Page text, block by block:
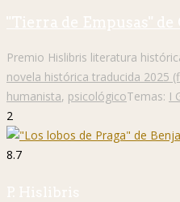
"Tierra de Empusas" de
Premio Hislibris literatura
novela histórica traducida 2025
humanista, psicológicoTemas: I
2
8.7
P. Hislibris